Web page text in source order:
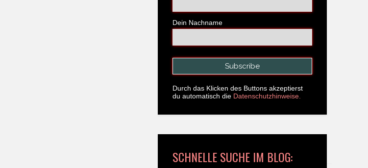
Dein Nachname
Durch das Klicken des Buttons akzeptierst
du automatisch die Datenschutzhinweise.
SCHNELLE SUCHE IM BLOG: